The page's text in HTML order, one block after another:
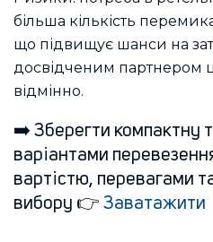
більша кількість
що підвищує шанси на
досвідченим партнером
відмінно.
➡️ Зберегти компактну
варіантами
вартістю, перевагами
вибору 👉 Заватажити